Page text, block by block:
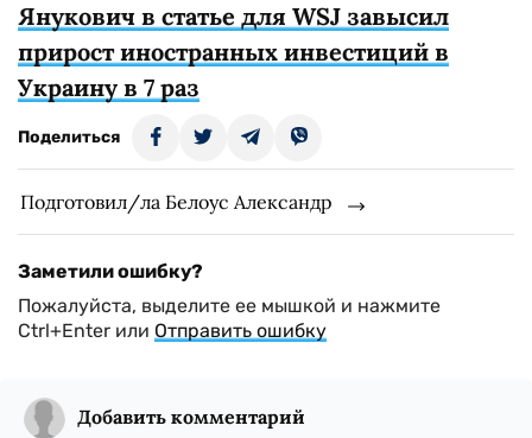
Янукович в статье для WSJ завысил
прирост иностранных инвестиций в
Украину в 7 раз
Поделиться
Подготовил/ла Белоус Александр
Заметили ошибку?
Пожалуйста, выделите ее мышкой и нажмите
Ctrl+Enter или Отправить ошибку
Добавить комментарий